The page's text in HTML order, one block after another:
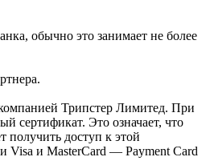
обычно это занимает не более
Трипстер Лимитед. При
сертификат. Это означает, что
доступ к этой
Visa и MasterCard — Payment Card